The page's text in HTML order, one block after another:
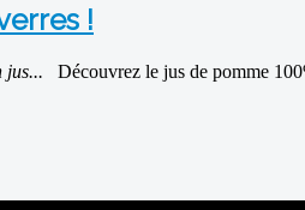
!
jus... Découvrez le jus de pomme